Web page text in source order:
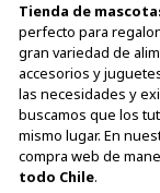
Tienda de
perfecto para
gran variedad de
accesorios y
las necesidades y
buscamos que los
mismo lugar. En
compra web de
todo Chile.